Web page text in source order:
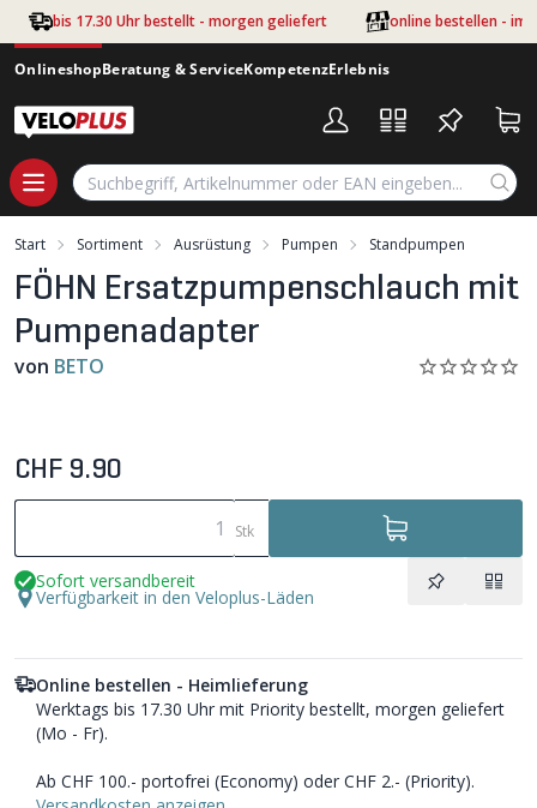
Zum Hauptinhalt springen
bis 17.30 Uhr bestellt - morgen geliefert online bestellen - im
OnlineshopBeratung & ServiceKompetenzErlebnis
Start Sortiment Ausrüstung Pumpen Standpumpen
FÖHN Ersatzpumpenschlauch mit
Pumpenadapter
von BETO
CHF 9.90
Stk
Sofort versandbereit
Verfügbarkeit in den Veloplus-Läden
Online bestellen - Heimlieferung
Werktags bis 17.30 Uhr mit Priority bestellt, morgen geliefert
(Mo - Fr).
Ab CHF 100.- portofrei (Economy) oder CHF 2.- (Priority).